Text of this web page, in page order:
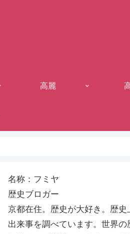
高麗
名称：フミヤ
歴史ブロガー
京都在住。歴史が大好き。歴史
出来事を調べています。世界の